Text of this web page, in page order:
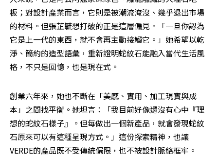
板；對設計產業而言，它則是被潮流淹沒、幾乎退出市場
的材料。但張芷毓想打破的正是這層偏見。「一旦你認為
它是上一代的東西，就不會再主動接觸它。」她希望以乾
淨、簡約的造型語彙，重新證明蛇紋石能融入當代生活風
格，不只是回憶，也是現在式。
創業六年來，她也不斷在「美感、實用、加工現實與成
本」之間找平衡。她坦言：「我目前好像還沒有心中『理
想的蛇紋石樣子』。但每做出一個新產品，就會發現蛇紋
石原來可以有這種呈現方式。」這份探索精神，也讓
VERDE的產品既不受傳統侷限，也不被設計脈絡框牢。